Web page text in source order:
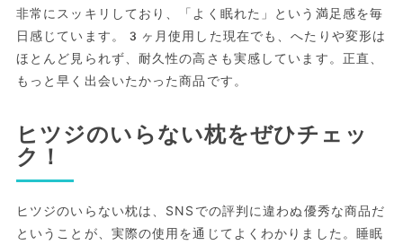
非常にスッキリしており、「よく眠れた」という満足感を毎
日感じています。3ヶ月使用した現在でも、へたりや変形は
ほとんど見られず、耐久性の高さも実感しています。正直、
もっと早く出会いたかった商品です。
ヒツジのいらない枕をぜひチェッ
ク！
ヒツジのいらない枕は、SNSでの評判に違わぬ優秀な商品だ
ということが、実際の使用を通じてよくわかりました。睡眠